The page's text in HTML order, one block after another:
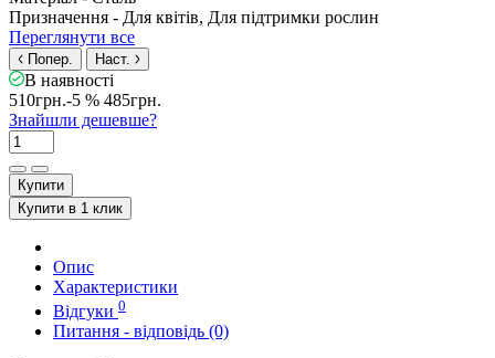
Призначення - Для квітів, Для підтримки рослин
Переглянути все
Попер. Наст.
В наявності
510грн.-5 % 485грн.
Знайшли дешевше?
Купити
Купити в 1 клик
Опис
Характеристики
Відгуки 0
Питання - відповідь (0)